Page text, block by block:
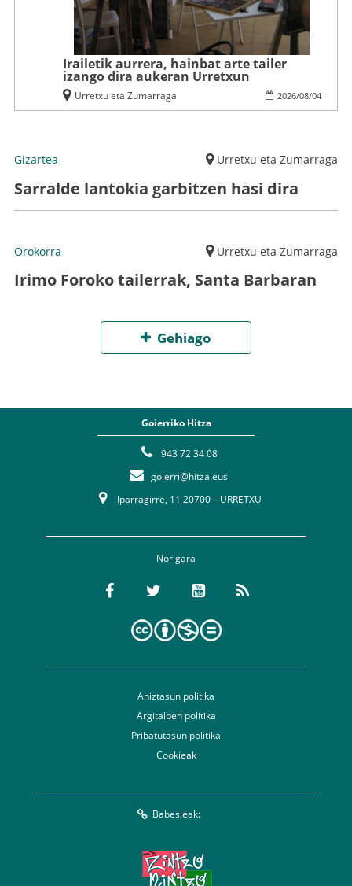
Irailetik aurrera, hainbat arte tailer
izango dira aukeran Urretxun
2026/08/04
Urretxu eta Zumarraga
Gizartea Urretxu eta Zumarraga
Sarralde lantokia garbitzen hasi dira
Orokorra Urretxu eta Zumarraga
Irimo Foroko tailerrak, Santa Barbaran
Gehiago
Goierriko Hitza
943 72 34 08
goierri@hitza.eus
Iparragirre, 11 20700 – URRETXU
Nor gara
Aniztasun politika
Argitalpen politika
Pribatutasun politika
Cookieak
Babesleak: